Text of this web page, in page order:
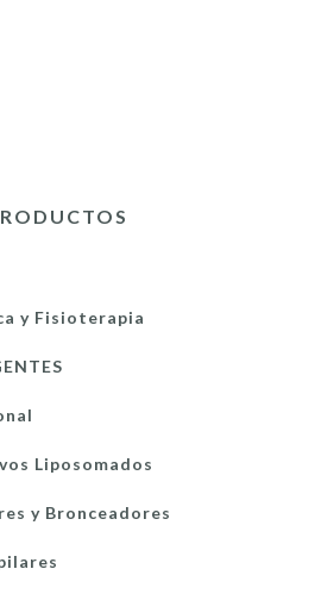
y Fisioterapia
Liposomados
y Bronceadores